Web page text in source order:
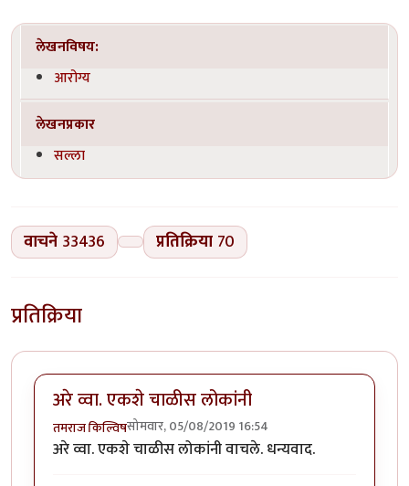
लेखनविषय:
आरोग्य
लेखनप्रकार
सल्ला
वाचने 33436 प्रतिक्रिया 70
प्रतिक्रिया
अरे व्वा. एकशे चाळीस लोकांनी
तमराज किल्विषसोमवार, 05/08/2019 16:54
अरे व्वा. एकशे चाळीस लोकांनी वाचले. धन्यवाद.